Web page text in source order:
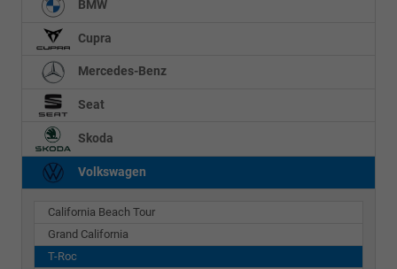
BMW
Cupra
Mercedes-Benz
Seat
Skoda
Volkswagen
California Beach Tour
Grand California
T-Roc